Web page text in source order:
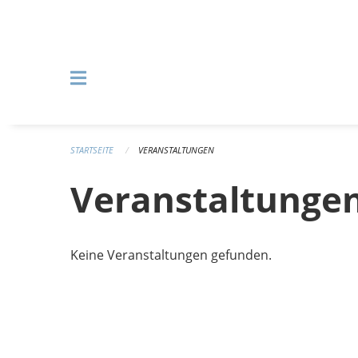
STARTSEITE VERANSTALTUNGEN
Keine Veranstaltungen gefunden.